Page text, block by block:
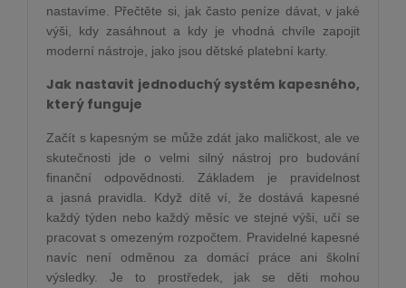
nastavíme. Přečtěte si, jak často peníze dávat, v jaké
výši, kdy zasáhnout a kdy je vhodná chvíle zapojit
moderní nástroje, jako jsou dětské platební karty.
Jak nastavit jednoduchý systém kapesného,
který funguje
Začít s kapesným se může zdát jako maličkost, ale ve
skutečnosti jde o velmi silný nástroj pro budování
finanční odpovědnosti. Základem je pravidelnost
a jasná pravidla. Když dítě ví, že dostává kapesné
každý týden nebo každý měsíc ve stejné výši, učí se
pracovat s omezeným rozpočtem. Pravidelné kapesné
navíc není odměnou za domácí práce ani školní
výsledky. Je to prostředek, jak se děti mohou